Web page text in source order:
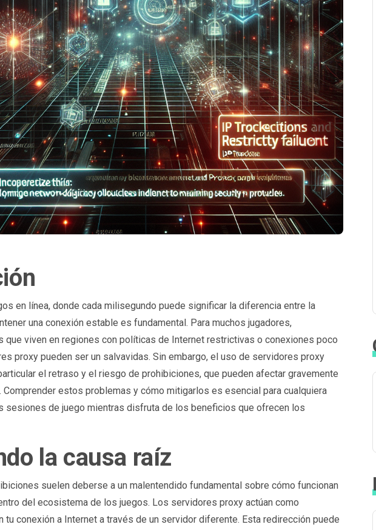
en línea, donde cada milisegundo puede significar la diferencia entre la
una conexión estable es fundamental. Para muchos jugadores,
que viven en regiones con políticas de Internet restrictivas o conexiones poco
proxy pueden ser un salvavidas. Sin embargo, el uso de servidores proxy
el retraso y el riesgo de prohibiciones, que pueden afectar gravemente
Comprender estos problemas y cómo mitigarlos es esencial para cualquiera
sesiones de juego mientras disfruta de los beneficios que ofrecen los
la causa raíz
suelen deberse a un malentendido fundamental sobre cómo funcionan
del ecosistema de los juegos. Los servidores proxy actúan como
tu conexión a Internet a través de un servidor diferente. Esta redirección puede